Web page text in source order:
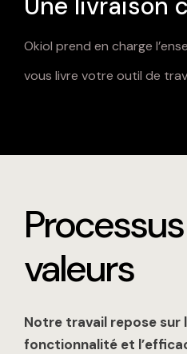
Okiol prend en charge
vous livre votre outil de
valeurs
Notre travail repose sur
fonctionnalité et